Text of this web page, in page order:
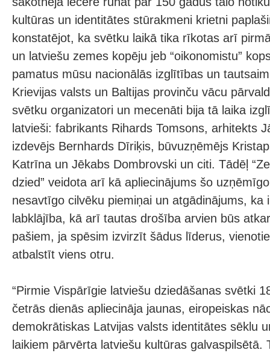
kultūras un identitātes stūrakmeni krietni
konstatējot, ka svētku laikā tika rīkotas arī
un latviešu zemes kopēju jeb “oikonomistu”
pamatus mūsu nacionālās izglītības un
Krievijas valsts un Baltijas provinču vācu
svētku organizatori un mecenāti bija tā laika
latvieši: fabrikants Rihards Tomsons, arhitekts
izdevējs Bernhards Dīriķis, būvuzņēmējs
Katrīna un Jēkabs Dombrovski un citi. Tādēļ
dzied” veidota arī kā apliecinājums šo
nesavtīgo cilvēku piemiņai un atgādinājums, ka
labklājība, kā arī tautas drošība arvien būs
pašiem, ja spēsim izvirzīt šādus līderus,
atbalstīt viens otru.
“Pirmie Vispārīgie latviešu dziedāšanas svētki
četrās dienās apliecināja jaunas, eiropeiskas
demokrātiskas Latvijas valsts identitātes sēklu
laikiem pārvērta latviešu kultūras galvaspilsētā.